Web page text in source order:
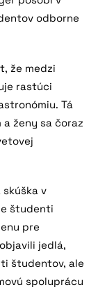
odborne
že medzi
rastúci
Tá
ženy sa čoraz
v
študenti
pre
jedlá,
študentov, ale
spoluprácu